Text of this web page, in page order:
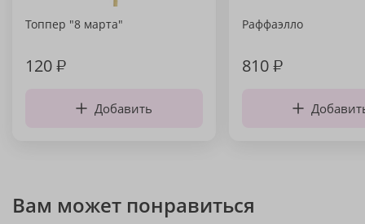
Топпер "8 марта"
120₽
Добавить
Раффаэлло
810₽
Вам может понравиться